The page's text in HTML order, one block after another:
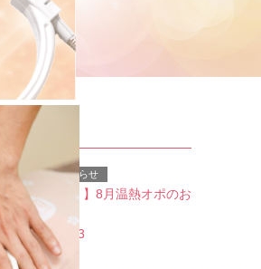
重要なお知らせ
【大好評！】8月温熱オポのお
知らせ
2026.07.13